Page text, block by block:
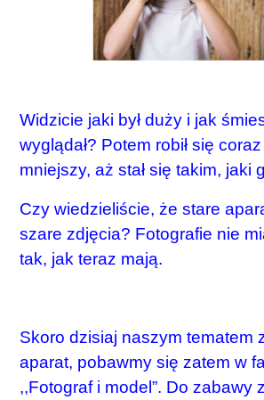
Widzicie jaki był duży i jak
wyglądał? Potem robił się
mniejszy, aż stał się takim, jaki
Czy wiedzieliście, że stare
szare zdjęcia? Fotografie nie
tak, jak teraz mają.
Skoro dzisiaj naszym tematem
aparat, pobawmy się zatem w
,,Fotograf i model”. Do zabawy